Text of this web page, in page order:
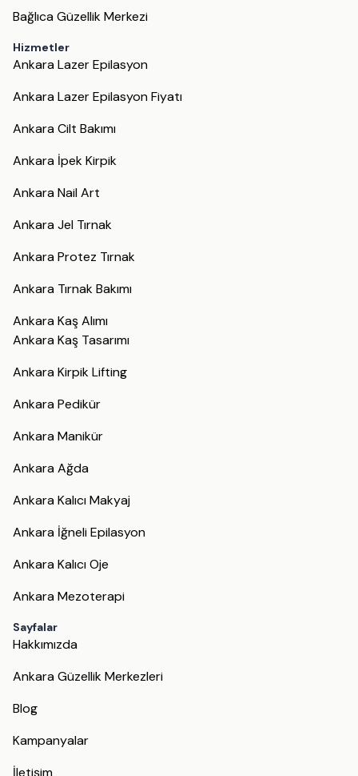
Bağlıca Güzellik Merkezi
Hizmetler
Ankara Lazer Epilasyon
Ankara Lazer Epilasyon Fiyatı
Ankara Cilt Bakımı
Ankara İpek Kirpik
Ankara Nail Art
Ankara Jel Tırnak
Ankara Protez Tırnak
Ankara Tırnak Bakımı
Ankara Kaş Alımı
Ankara Kaş Tasarımı
Ankara Kirpik Lifting
Ankara Pedikür
Ankara Manikür
Ankara Ağda
Ankara Kalıcı Makyaj
Ankara İğneli Epilasyon
Ankara Kalıcı Oje
Ankara Mezoterapi
Sayfalar
Hakkımızda
Ankara Güzellik Merkezleri
Blog
Kampanyalar
İletişim